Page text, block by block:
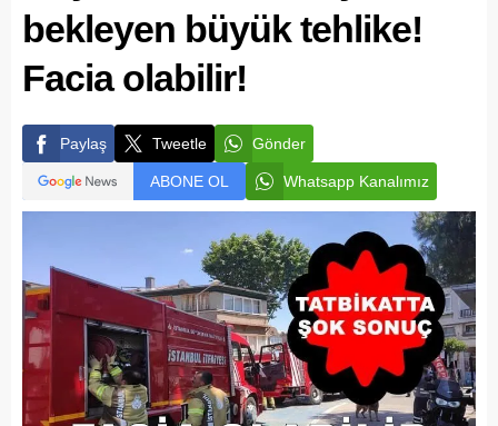
bekleyen büyük tehlike!
Facia olabilir!
Paylaş Tweetle Gönder
ABONE OL Whatsapp Kanalımız